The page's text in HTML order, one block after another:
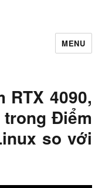
MENU
RTX 4090,
trong Điểm
so với